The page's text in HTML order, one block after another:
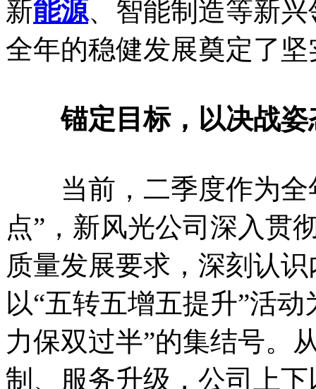
新能源、智能制造等新
全年的稳健发展奠定了
锚定目标，以决战姿
当前，二季度作为全
点”，新风光公司深入贯
质量发展要求，深刻认
以“五转五增五提升”活
力保双过半”的集结号。
制、服务升级，公司上